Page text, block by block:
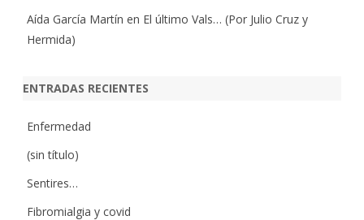
Aída García Martín en El último Vals… (Por Julio Cruz y
Hermida)
ENTRADAS RECIENTES
Enfermedad
(sin título)
Sentires…
Fibromialgia y covid